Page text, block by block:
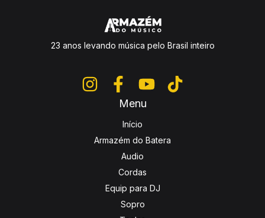
23 anos levando música pelo Brasil inteiro
Menu
Início
Armazém do Batera
Audio
Cordas
Equip para DJ
Sopro